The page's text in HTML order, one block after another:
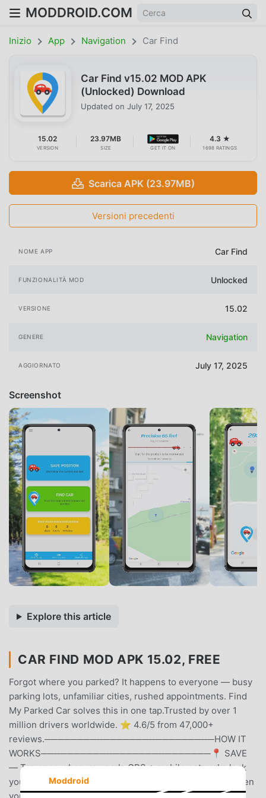
MODDROID.COM
Inizio App Navigation Car Find
Car Find v15.02 MOD APK
(Unlocked) Download
Updated on July 17, 2025
15.02
VERSION
23.97MB
SIZE GET IT ON
4.3 ★
1698 RATINGS
Scarica APK (23.97MB)
Versioni precedenti
NOME APP Car Find
FUNZIONALITÀ MOD Unlocked
VERSIONE 15.02
GENERE Navigation
AGGIORNATO July 17, 2025
Screenshot
Explore this article
CAR FIND MOD APK 15.02, FREE
Forgot where you parked? It happens to everyone — busy
parking lots, unfamiliar cities, rushed appointments. Find
My Parked Car solves this in one tap.Trusted by over 1
million drivers worldwide. ⭐ 4.6/5 from 47,000+
reviews.──────────────────────────HOW IT
WORKS──────────────────────────📍 SAVE
— Tap once when you park. GPS + mobile networks lock
your exact spot in seconds.🗺️ FIND — Open the app when
Moddroid